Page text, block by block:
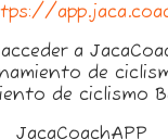
a
de
de ciclismo
JacaCoachAPP